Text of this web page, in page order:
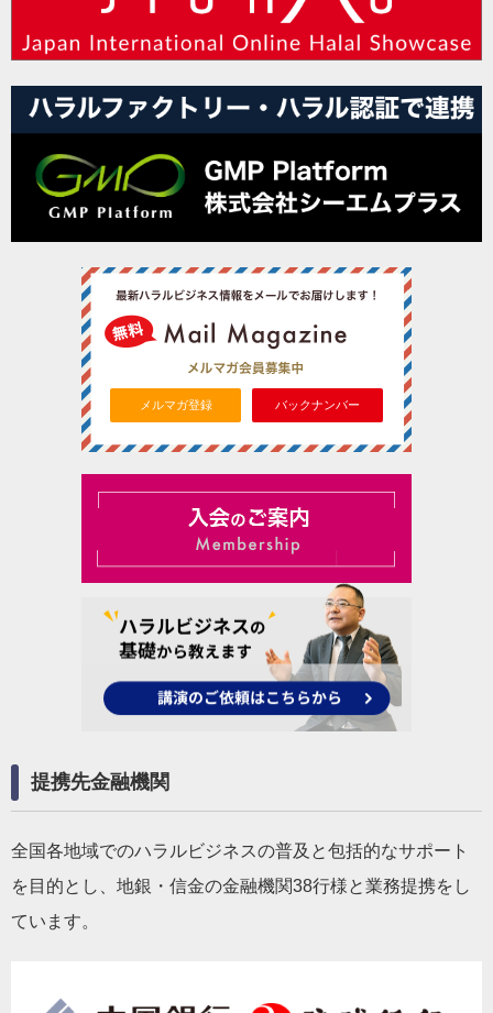
メルマガ登録 バックナンバー
提携先金融機関
全国各地域でのハラルビジネスの普及と包括的なサポート
を目的とし、地銀・信金の金融機関38行様と業務提携をし
ています。